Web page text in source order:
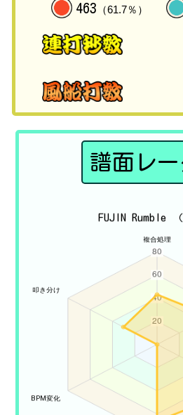
463 （61.7％）
譜面レ